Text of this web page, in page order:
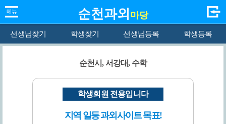
순천과외 마당
선생님찾기 학생찾기 선생님등록 학생등록
순천시, 서강대, 수학
학생회원 전용입니다
지역 일등 과외사이트 목표!